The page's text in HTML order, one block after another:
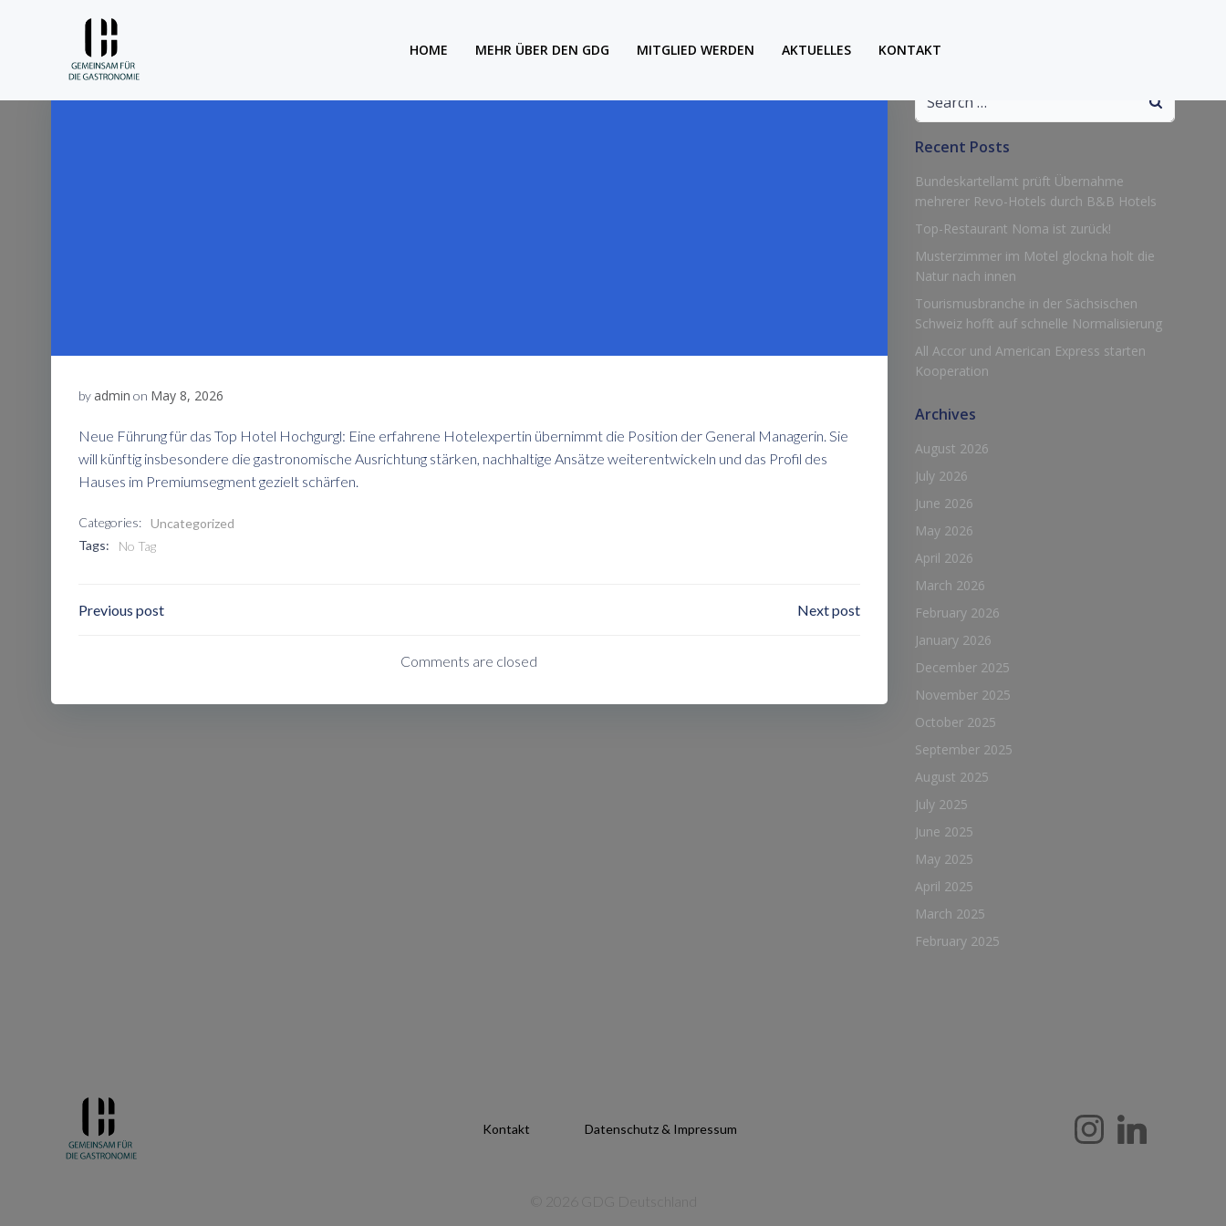
HOME MEHR ÜBER DEN GDG MITGLIED WERDEN AKTUELLES KONTAKT
by admin on May 8, 2026
Neue Führung für das Top Hotel Hochgurgl: Eine erfahrene Hotelexpertin übernimmt die Position der General Managerin. Sie
will künftig insbesondere die gastronomische Ausrichtung stärken, nachhaltige Ansätze weiterentwickeln und das Profil des
Hauses im Premiumsegment gezielt schärfen.
Categories: Uncategorized
Tags:
No Tag
Post
Previous post
Navigation
Next post
Comments are closed
for:
Recent Posts
Bundeskartellamt prüft Übernahme
mehrerer Revo-Hotels durch B&B Hotels
Top-Restaurant Noma ist zurück!
Musterzimmer im Motel glockna holt die
Natur nach innen
Tourismusbranche in der Sächsischen
Schweiz hofft auf schnelle Normalisierung
All Accor und American Express starten
Kooperation
Archives
August 2026
July 2026
June 2026
May 2026
April 2026
March 2026
February 2026
January 2026
December 2025
November 2025
October 2025
September 2025
August 2025
July 2025
June 2025
May 2025
April 2025
March 2025
February 2025
Kontakt Datenschutz & Impressum